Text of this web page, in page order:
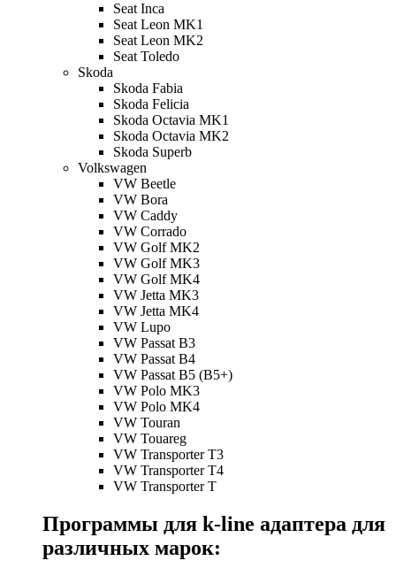
Seat Inca
Seat Leon MK1
Seat Leon MK2
Seat Toledo
Skoda
Skoda Fabia
Skoda Felicia
Skoda Octavia MK1
Skoda Octavia MK2
Skoda Superb
Volkswagen
VW Beetle
VW Bora
VW Caddy
VW Corrado
VW Golf MK2
VW Golf MK3
VW Golf MK4
VW Jetta MK3
VW Jetta MK4
VW Lupo
VW Passat B3
VW Passat B4
VW Passat B5 (B5+)
VW Polo MK3
VW Polo MK4
VW Touran
VW Touareg
VW Transporter T3
VW Transporter T4
VW Transporter T
Программы для k-line адаптера для
различных марок: